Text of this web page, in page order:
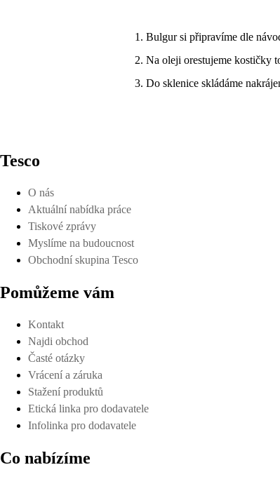
Bulgur si připravíme dle
Na oleji orestujeme kostičky
Do sklenice skládáme
Tesco
O nás
Aktuální nabídka práce
Tiskové zprávy
Myslíme na budoucnost
Obchodní skupina Tesco
Pomůžeme vám
Kontakt
Najdi obchod
Časté otázky
Vrácení a záruka
Stažení produktů
Etická linka pro dodavatele
Infolinka pro dodavatele
Co nabízíme